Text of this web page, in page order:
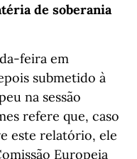
de soberania
feira em
submetido à
na sessão
refere que, caso
este relatório, ele
Europeia